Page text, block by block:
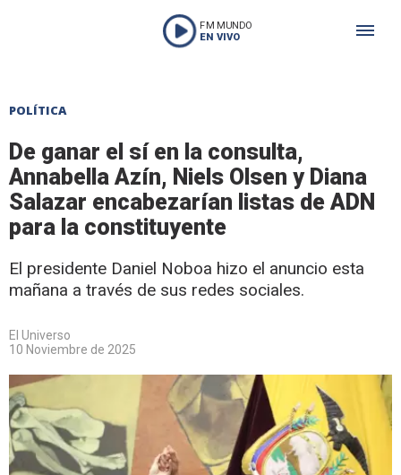
FM MUNDO
EN VIVO
POLÍTICA
De ganar el sí en la consulta,
Annabella Azín, Niels Olsen y Diana
Salazar encabezarían listas de ADN
para la constituyente
El presidente Daniel Noboa hizo el anuncio esta
mañana a través de sus redes sociales.
El Universo
10 Noviembre de 2025